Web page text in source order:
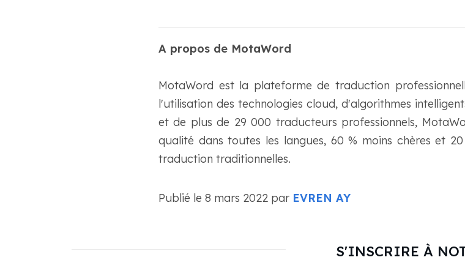
A propos de MotaWord
MotaWord est la plateforme de traduction
l'utilisation des technologies cloud, d'algorithmes
et de plus de 29 000 traducteurs professionnels,
qualité dans toutes les langues, 60 % moins chères et
traduction traditionnelles.
Publié le 8 mars 2022 par EVREN AY
S'INSCRIRE À